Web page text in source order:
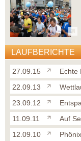
LAUFBERICHTE
27.09.15
Echte
22.09.13
23.09.12
11.09.11
Auf
12.09.10